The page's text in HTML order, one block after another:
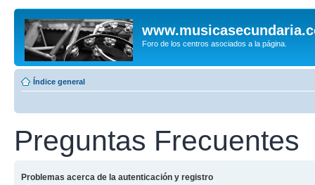
Foro de los centros asociados a la página.
Índice general
Preguntas Frecuentes
Problemas acerca de la autenticación y registro